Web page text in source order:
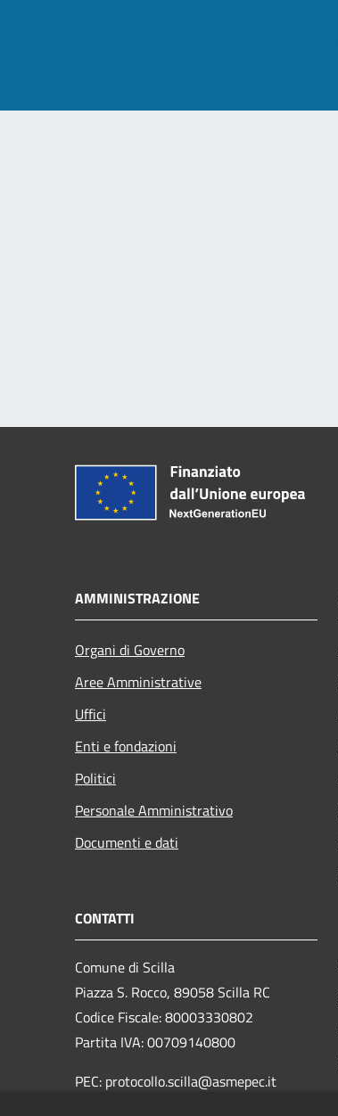
AMMINISTRAZIONE
Organi di Governo
Aree Amministrative
Uffici
Enti e fondazioni
Politici
Personale Amministrativo
Documenti e dati
CONTATTI
Comune di Scilla
Piazza S. Rocco, 89058 Scilla RC
Codice Fiscale: 80003330802
Partita IVA: 00709140800
PEC: protocollo.scilla@asmepec.it